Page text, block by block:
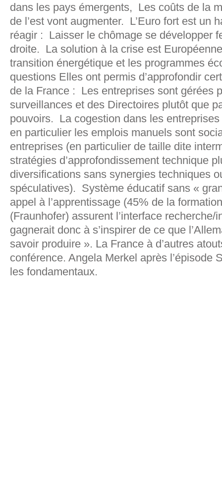
dans les pays émergents, Les coûts de la
de l’est vont augmenter. L’Euro fort est un
réagir : Laisser le chômage se développer
droite. La solution à la crise est
transition énergétique et les programmes
questions Elles ont permis d’approfondir
de la France : Les entreprises sont gérées
surveillances et des Directoires plutôt que
pouvoirs. La cogestion dans les
en particulier les emplois manuels sont
entreprises (en particulier de taille dite
stratégies d’approfondissement technique
diversifications sans synergies techniques
spéculatives). Système éducatif sans «
appel à l’apprentissage (45% de la
(Fraunhofer) assurent l’interface recherche/
gagnerait donc à s’inspirer de ce que
savoir produire ». La France à d’autres
conférence. Angela Merkel après l’épisode
les fondamentaux.